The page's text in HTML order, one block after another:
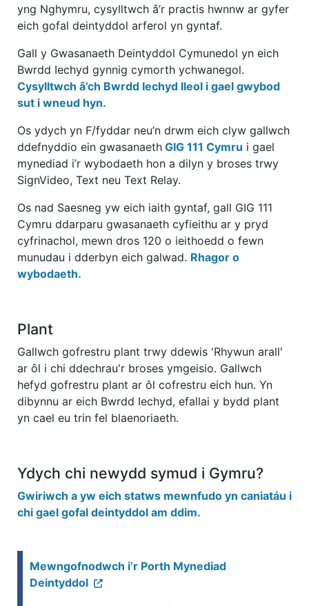
yng Nghymru, cysylltwch â’r practis hwnnw ar gyfer
eich gofal deintyddol arferol yn gyntaf.
Gall y Gwasanaeth Deintyddol Cymunedol yn eich
Bwrdd Iechyd gynnig cymorth ychwanegol.
Cysylltwch â’ch Bwrdd Iechyd lleol i gael gwybod
sut i wneud hyn.
Os ydych yn F/fyddar neu’n drwm eich clyw gallwch
ddefnyddio ein gwasanaeth GIG 111 Cymru i gael
mynediad i’r wybodaeth hon a dilyn y broses trwy
SignVideo, Text neu Text Relay.
Os nad Saesneg yw eich iaith gyntaf, gall GIG 111
Cymru ddarparu gwasanaeth cyfieithu ar y pryd
cyfrinachol, mewn dros 120 o ieithoedd o fewn
munudau i dderbyn eich galwad. Rhagor o
wybodaeth.
Plant
Gallwch gofrestru plant trwy ddewis 'Rhywun arall'
ar ôl i chi ddechrau'r broses ymgeisio. Gallwch
hefyd gofrestru plant ar ôl cofrestru eich hun. Yn
dibynnu ar eich Bwrdd Iechyd, efallai y bydd plant
yn cael eu trin fel blaenoriaeth.
Ydych chi newydd symud i Gymru?
Gwiriwch a yw eich statws mewnfudo yn caniatáu i
chi gael gofal deintyddol am ddim.
Mewngofnodwch i’r Porth Mynediad
Deintyddol